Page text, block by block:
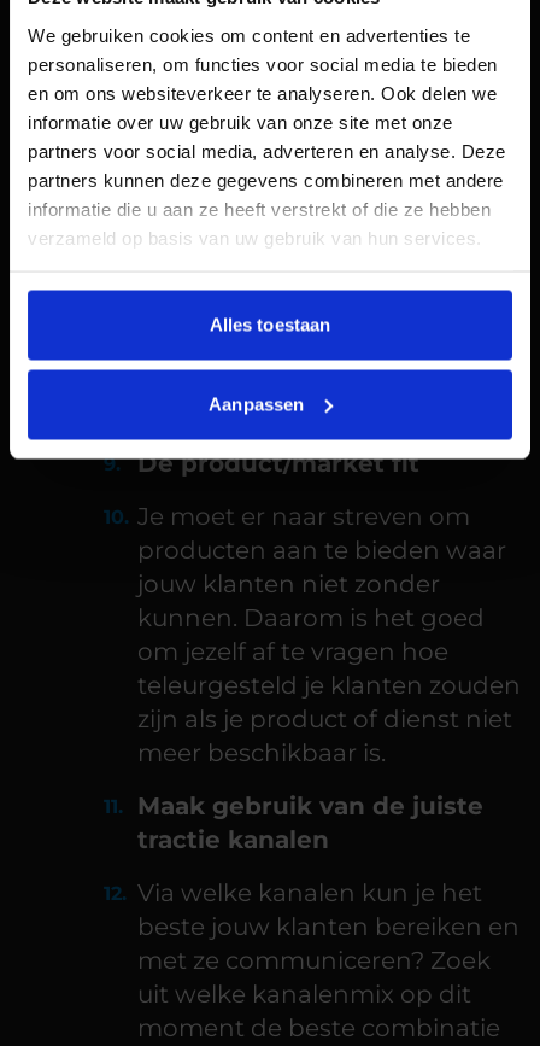
We gebruiken cookies om content en advertenties te
personaliseren, om functies voor social media te bieden
en om ons websiteverkeer te analyseren. Ook delen we
informatie over uw gebruik van onze site met onze
partners voor social media, adverteren en analyse. Deze
partners kunnen deze gegevens combineren met andere
informatie die u aan ze heeft verstrekt of die ze hebben
verzameld op basis van uw gebruik van hun services.
Alles toestaan
Aanpassen
hacking worden alle
beslissingen namelijk
gebaseerd op basis van
verzamelde data.
Luister naar de markt
Luister goed naar je klanten.
vanzelfsprekend ook niet van je
afnemen.
De product/market fit
Je moet er naar streven om
producten aan te bieden waar
jouw klanten niet zonder
kunnen. Daarom is het goed
om jezelf af te vragen hoe
teleurgesteld je klanten zouden
zijn als je product of dienst niet
meer beschikbaar is.
Maak gebruik van de juiste
tractie kanalen
Via welke kanalen kun je het
beste jouw klanten bereiken en
met ze communiceren? Zoek
uit welke kanalenmix op dit
moment de beste combinatie